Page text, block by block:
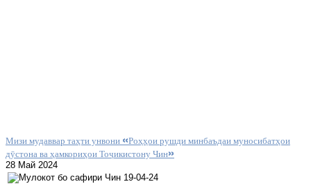
Мизи мудаввар таҳти унвони «Роҳҳои рушди минбаъдаи муносибатҳои
дӯстона ва ҳамкориҳои Тоҷикистону Чин»
28 Май 2024